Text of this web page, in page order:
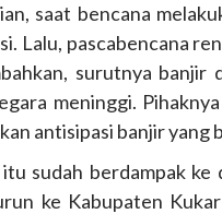
saat bencana
Lalu, pascabencana
surutnya
meninggi.
antisipasi banjir yang
itu sudah berdampak
ke Kabupaten